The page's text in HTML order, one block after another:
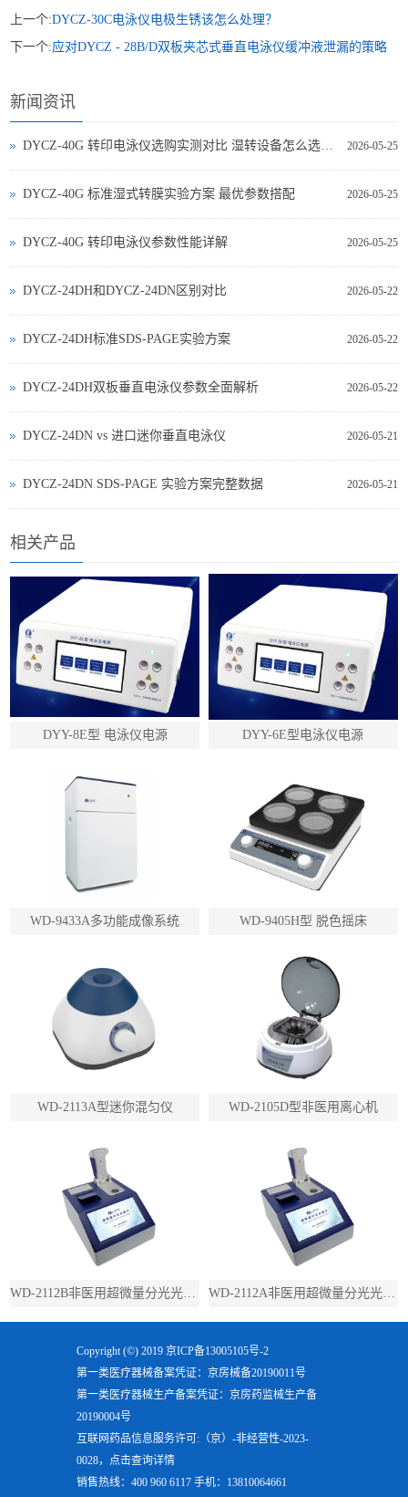
上一个:DYCZ-30C电泳仪电极生锈该怎么处理？
下一个:应对DYCZ - 28B/D双板夹芯式垂直电泳仪缓冲液泄漏的策略
新闻资讯
2026-05-25
DYCZ-40G 转印电泳仪选购实测对比 湿转设备怎么选不踩坑
2026-05-25
DYCZ-40G 标准湿式转膜实验方案 最优参数搭配
2026-05-25
DYCZ-40G 转印电泳仪参数性能详解
2026-05-22
DYCZ-24DH和DYCZ-24DN区别对比
2026-05-22
DYCZ-24DH标准SDS-PAGE实验方案
2026-05-22
DYCZ-24DH双板垂直电泳仪参数全面解析
2026-05-21
DYCZ‑24DN vs 进口迷你垂直电泳仪
2026-05-21
DYCZ‑24DN SDS‑PAGE 实验方案完整数据
相关产品
DYY-8E型 电泳仪电源 DYY-6E型电泳仪电源
WD-9433A多功能成像系统 WD-9405H型 脱色摇床
WD-2113A型迷你混匀仪 WD-2105D型非医用离心机
WD-2112B非医用超微量分光光度计（带荧光） WD-2112A非医用超微量分光光度计（不带荧光）
Copyright (©) 2019 京ICP备13005105号-2
第一类医疗器械备案凭证：京房械备20190011号
第一类医疗器械生产备案凭证：京房药监械生产备
20190004号
互联网药品信息服务许可:（京）-非经营性-2023-
0028，点击查询详情
销售热线：400 960 6117 手机：13810064661